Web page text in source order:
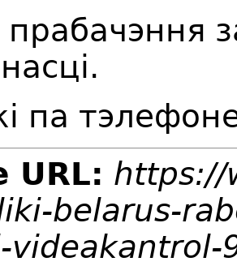
прабачэння
па
URL: https://
belarus-
videakantrol-